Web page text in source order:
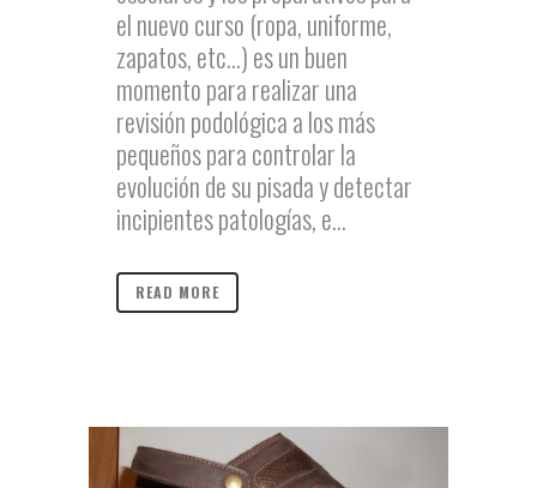
el nuevo curso (ropa, uniforme,
zapatos, etc…) es un buen
momento para realizar una
revisión podológica a los más
pequeños para controlar la
evolución de su pisada y detectar
incipientes patologías, e...
READ MORE